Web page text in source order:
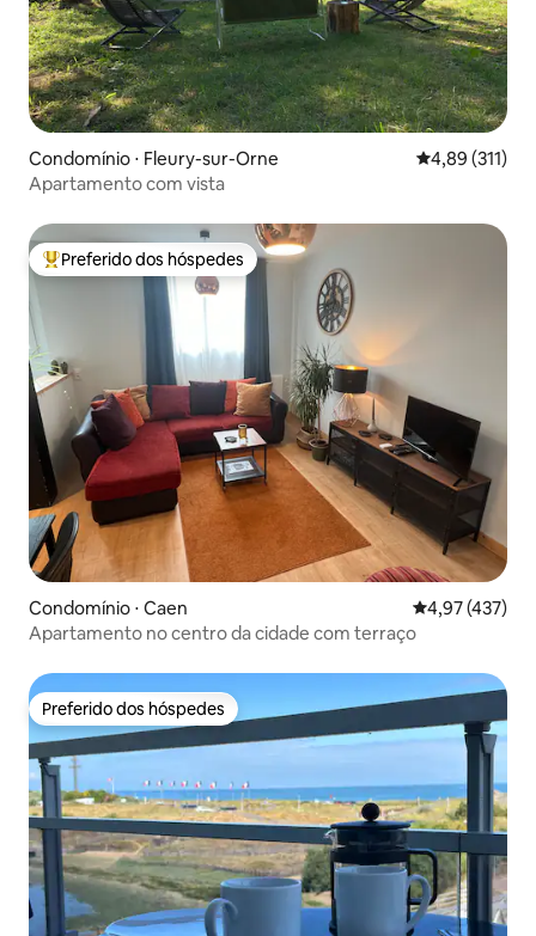
Condomínio ⋅ Fleury-sur-Orne 4,89 de uma
4,89 (311)
Apartamento com vista
Entre os melhores preferidos dos hóspedes
Preferido dos hóspedes
Condomínio ⋅ Caen 4,97 de uma
4,97 (437)
Apartamento no centro da cidade com terraço
Preferido dos hóspedes
Preferido dos hóspedes